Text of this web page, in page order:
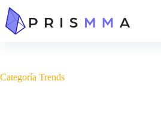
Categoría Trends